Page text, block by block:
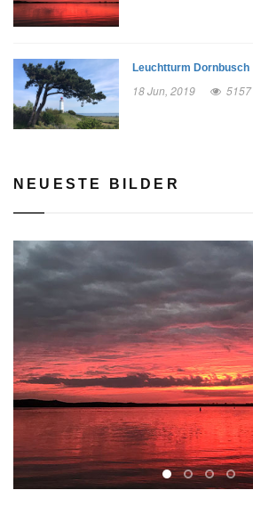
Leuchtturm Dornbusch
18 Jun, 2019 5157
NEUESTE BILDER